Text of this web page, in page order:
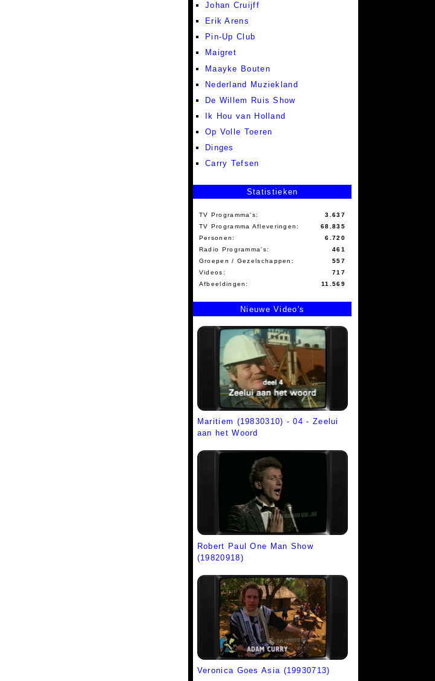
Johan Cruijff
Erik Arens
Pin-Up Club
Maigret
Maayke Bouten
Nederland Muziekland
De Willem Ruis Show
Ik Hou van Holland
Op Volle Toeren
Dinges
Carry Tefsen
Statistieken
TV Programma's:
3.637
TV Programma Afleveringen:
68.835
Personen:
6.720
Radio Programma's:
461
Groepen / Gezelschappen:
557
Videos:
717
Afbeeldingen:
11.569
Nieuwe Video's
Maritiem (19830310) - 04 - Zeelui
aan het Woord
Robert Paul One Man Show
(19820918)
Veronica Goes Asia (19930713)